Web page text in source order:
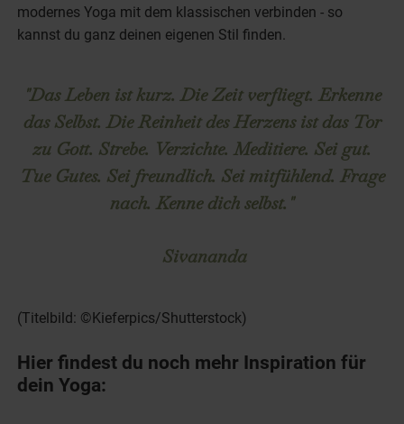
modernes Yoga mit dem klassischen verbinden - so
kannst du ganz deinen eigenen Stil finden.
"Das Leben ist kurz. Die Zeit verfliegt. Erkenne
das Selbst. Die Reinheit des Herzens ist das Tor
zu Gott. Strebe. Verzichte. Meditiere. Sei gut.
Tue Gutes. Sei freundlich. Sei mitfühlend. Frage
nach. Kenne dich selbst."
Sivananda
(Titelbild: ©Kieferpics/Shutterstock)
Hier findest du noch mehr Inspiration für
dein Yoga: